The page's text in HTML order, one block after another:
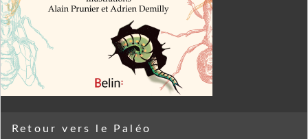
Retour vers le Paléo